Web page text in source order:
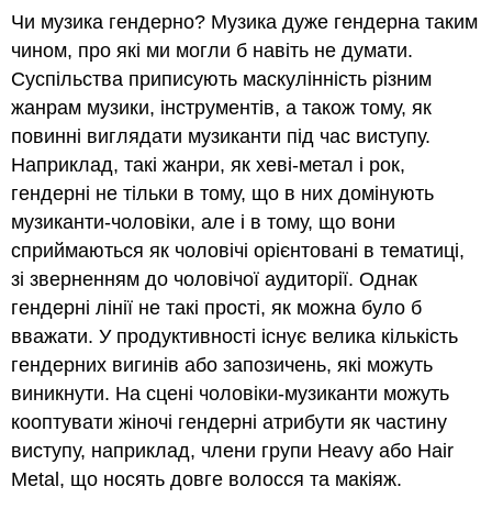
І-
Г-
О
Я
горіх
Скідамаринк
Галумф
одного
дня
пішов
маленькою
зеленою
жабкою
Желе
в
мисці
Музика
особливих
потреб
Чи музика гендерно? Музика дуже гендерна таким
чином, про які ми могли б навіть не думати.
Суспільства приписують маскулінність різним
жанрам музики, інструментів, а також тому, як
повинні виглядати музиканти під час виступу.
Наприклад, такі жанри, як хеві-метал і рок,
гендерні не тільки в тому, що в них домінують
музиканти-чоловіки, але і в тому, що вони
сприймаються як чоловічі орієнтовані в тематиці,
зі зверненням до чоловічої аудиторії. Однак
гендерні лінії не такі прості, як можна було б
вважати. У продуктивності існує велика кількість
гендерних вигинів або запозичень, які можуть
виникнути. На сцені чоловіки-музиканти можуть
кооптувати жіночі гендерні атрибути як частину
виступу, наприклад, члени групи Heavy або Hair
Metal, що носять довге волосся та макіяж.